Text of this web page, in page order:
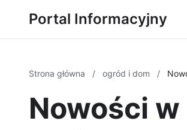
Portal Informacyjny
Strona główna / ogród i dom /
Nowości